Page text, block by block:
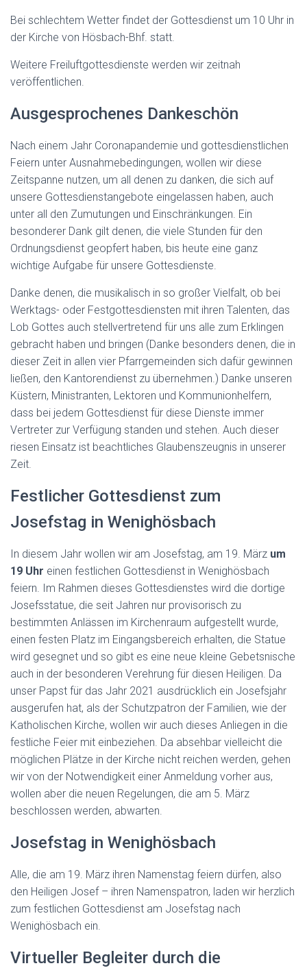
Bei schlechtem Wetter findet der Gottesdienst um 10 Uhr in
der Kirche von Hösbach-Bhf. statt.
Weitere Freiluftgottesdienste werden wir zeitnah
veröffentlichen.
Ausgesprochenes Dankeschön
Nach einem Jahr Coronapandemie und gottesdienstlichen
Feiern unter Ausnahmebedingungen, wollen wir diese
Zeitspanne nutzen, um all denen zu danken, die sich auf
unsere Gottesdienstangebote eingelassen haben, auch
unter all den Zumutungen und Einschränkungen. Ein
besonderer Dank gilt denen, die viele Stunden für den
Ordnungsdienst geopfert haben, bis heute eine ganz
wichtige Aufgabe für unsere Gottesdienste.
Danke denen, die musikalisch in so großer Vielfalt, ob bei
Werktags- oder Festgottesdiensten mit ihren Talenten, das
Lob Gottes auch stellvertretend für uns alle zum Erklingen
gebracht haben und bringen (Danke besonders denen, die in
dieser Zeit in allen vier Pfarrgemeinden sich dafür gewinnen
ließen, den Kantorendienst zu übernehmen.) Danke unseren
Küstern, Ministranten, Lektoren und Kommunionhelfern,
dass bei jedem Gottesdienst für diese Dienste immer
Vertreter zur Verfügung standen und stehen. Auch dieser
riesen Einsatz ist beachtliches Glaubenszeugnis in unserer
Zeit.
Festlicher Gottesdienst zum
Josefstag in Wenighösbach
In diesem Jahr wollen wir am Josefstag, am 19. März um
19 Uhr einen festlichen Gottesdienst in Wenighösbach
feiern. Im Rahmen dieses Gottesdienstes wird die dortige
Josefsstatue, die seit Jahren nur provisorisch zu
bestimmten Anlässen im Kirchenraum aufgestellt wurde,
einen festen Platz im Eingangsbereich erhalten, die Statue
wird gesegnet und so gibt es eine neue kleine Gebetsnische
auch in der besonderen Verehrung für diesen Heiligen. Da
unser Papst für das Jahr 2021 ausdrücklich ein Josefsjahr
ausgerufen hat, als der Schutzpatron der Familien, wie der
Katholischen Kirche, wollen wir auch dieses Anliegen in die
festliche Feier mit einbeziehen. Da absehbar vielleicht die
möglichen Plätze in der Kirche nicht reichen werden, gehen
wir von der Notwendigkeit einer Anmeldung vorher aus,
wollen aber die neuen Regelungen, die am 5. März
beschlossen werden, abwarten.
Josefstag in Wenighösbach
Alle, die am 19. März ihren Namenstag feiern dürfen, also
den Heiligen Josef – ihren Namenspatron, laden wir herzlich
zum festlichen Gottesdienst am Josefstag nach
Wenighösbach ein.
Virtueller Begleiter durch die